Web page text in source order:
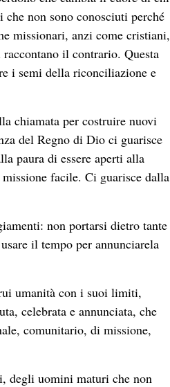
non sono conosciuti perché
missionari, anzi come cristiani,
il contrario. Questa
i semi della riconciliazione e
chiamata per costruire nuovi
del Regno di Dio ci guarisce
paura di essere aperti alla
facile. Ci guarisce dalla
non portarsi dietro tante
il tempo per annunciarela
umanità con i suoi limiti,
celebrata e annunciata, che
comunitario, di missione,
degli uomini maturi che non